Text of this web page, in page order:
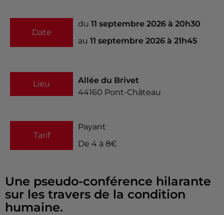
Date
du 11 septembre 2026 à 20h30
au 11 septembre 2026 à 21h45
Lieu
Allée du Brivet
44160 Pont-Château
Tarif
Payant
De 4 à 8€
Une pseudo-conférence hilarante
sur les travers de la condition
humaine.